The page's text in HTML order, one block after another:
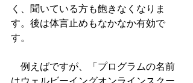
く、聞いている方も飽きなくなりま
す。後は体言止めもなかなか有効で
す。
例えばですが、「プログラムの名前
はウェルビーイングオンラインスクー